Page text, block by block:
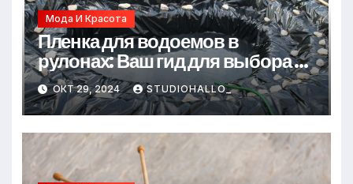
Мода И Красота
Пленка для водоемов в
рулонах: Ваш гид для выбора и
применения
ОКТ 29, 2024 STUDIOHALLO_